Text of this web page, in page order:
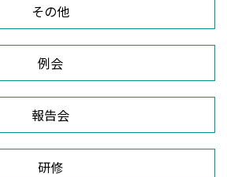
その他
例会
報告会
研修